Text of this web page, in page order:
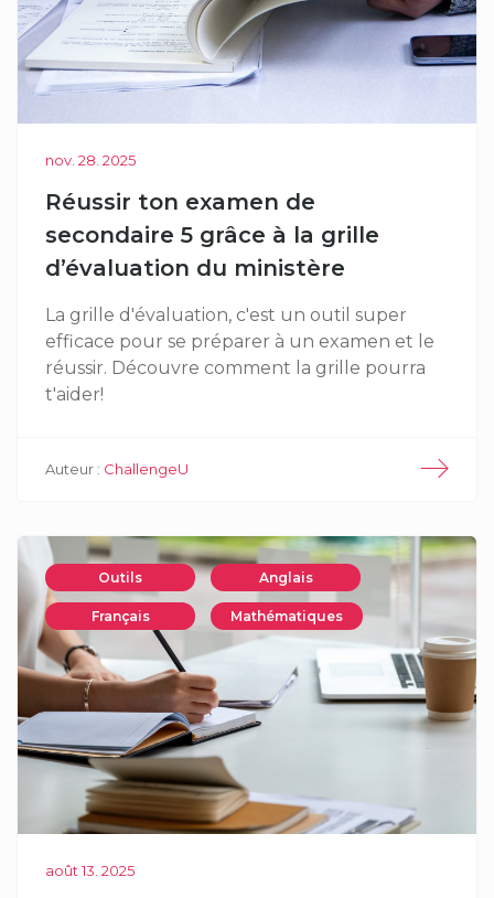
nov. 28. 2025
Réussir ton examen de
secondaire 5 grâce à la grille
d’évaluation du ministère
La grille d'évaluation, c'est un outil super
efficace pour se préparer à un examen et le
réussir. Découvre comment la grille pourra
t'aider!
Auteur : ChallengeU
Outils Anglais
Français Mathématiques
août 13. 2025